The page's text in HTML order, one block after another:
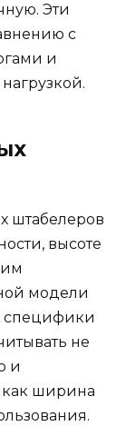
Эти
с
и
штабелеров
высоте
модели
специфики
не
и
как ширина